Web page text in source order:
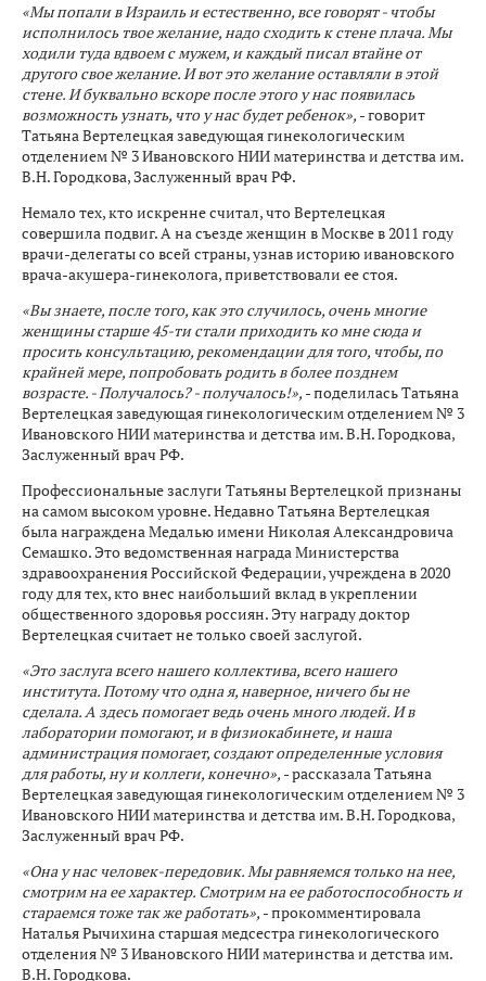
«Мы попали в Израиль и естественно, все говорят - чтобы
исполнилось твое желание, надо сходить к стене плача. Мы
ходили туда вдвоем с мужем, и каждый писал втайне от
другого свое желание. И вот это желание оставляли в этой
стене. И буквально вскоре после этого у нас появилась
возможность узнать, что у нас будет ребенок», - говорит
Татьяна Вертелецкая заведующая гинекологическим
отделением № 3 Ивановского НИИ материнства и детства им.
В.Н. Городкова, Заслуженный врач РФ.
Немало тех, кто искренне считал, что Вертелецкая
совершила подвиг. А на съезде женщин в Москве в 2011 году
врачи-делегаты со всей страны, узнав историю ивановского
врача-акушера-гинеколога, приветствовали ее стоя.
«Вы знаете, после того, как это случилось, очень многие
женщины старше 45-ти стали приходить ко мне сюда и
просить консультацию, рекомендации для того, чтобы, по
крайней мере, попробовать родить в более позднем
возрасте. - Получалось? - получалось!», - поделилась Татьяна
Вертелецкая заведующая гинекологическим отделением № 3
Ивановского НИИ материнства и детства им. В.Н. Городкова,
Заслуженный врач РФ.
Профессиональные заслуги Татьяны Вертелецкой признаны
на самом высоком уровне. Недавно Татьяна Вертелецкая
была награждена Медалью имени Николая Александровича
Семашко. Это ведомственная награда Министерства
здравоохранения Российской Федерации, учреждена в 2020
году для тех, кто внес наибольший вклад в укреплении
общественного здоровья россиян. Эту награду доктор
Вертелецкая считает не только своей заслугой.
«Это заслуга всего нашего коллектива, всего нашего
института. Потому что одна я, наверное, ничего бы не
сделала. А здесь помогает ведь очень много людей. И в
лаборатории помогают, и в физиокабинете, и наша
администрация помогает, создают определенные условия
для работы, ну и коллеги, конечно», - рассказала Татьяна
Вертелецкая заведующая гинекологическим отделением № 3
Ивановского НИИ материнства и детства им. В.Н. Городкова,
Заслуженный врач РФ.
«Она у нас человек-передовик. Мы равняемся только на нее,
смотрим на ее характер. Смотрим на ее работоспособность и
стараемся тоже так же работать», - прокомментировала
Наталья Рычихина старшая медсестра гинекологического
отделения № 3 Ивановского НИИ материнства и детства им.
В.Н. Городкова.